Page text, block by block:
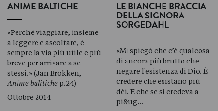
ANIME BALTICHE
«Perché viaggiare, insieme
a leggere e ascoltare, è
sempre la via più utile e più
breve per arrivare a se
stessi.» (Jan Brokken,
Anime balitiche p.24)
Ottobre 2014
LE BIANCHE BRACCIA
DELLA SIGNORA
SORGEDAHL
«Mi spiegò che c’è qualcosa
di ancora più brutto che
negare l’esistenza di Dio. È
credere che esistano più
dèi. E che se si credeva a
pi&ug…